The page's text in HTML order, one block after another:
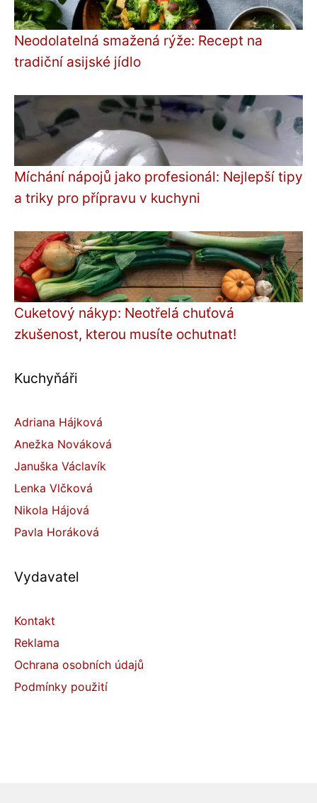
Neodolatelná smažená rýže: Recept na
tradiční asijské jídlo
Míchání nápojů jako profesionál: Nejlepší tipy
a triky pro přípravu v kuchyni
Cuketový nákyp: Neotřelá chuťová
zkušenost, kterou musíte ochutnat!
Kuchyňáři
Adriana Hájková
Anežka Nováková
Januška Václavík
Lenka Vlčková
Nikola Hájová
Pavla Horáková
Vydavatel
Kontakt
Reklama
Ochrana osobních údajů
Podmínky použití